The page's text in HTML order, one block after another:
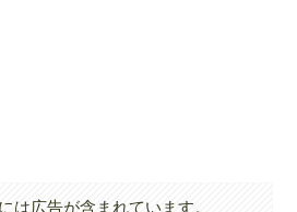
は広告が含まれています。